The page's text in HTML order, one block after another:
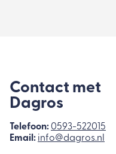
Contact met
Dagros
Telefoon:0593-522015
Email: info@dagros.nl